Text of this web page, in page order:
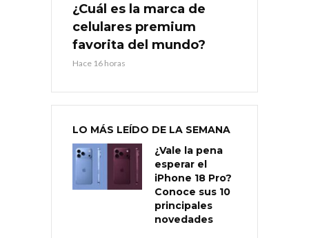
¿Cuál es la marca de
celulares premium
favorita del mundo?
Hace 16 horas
LO MÁS LEÍDO DE LA SEMANA
¿Vale la pena
esperar el
iPhone 18 Pro?
Conoce sus 10
principales
novedades